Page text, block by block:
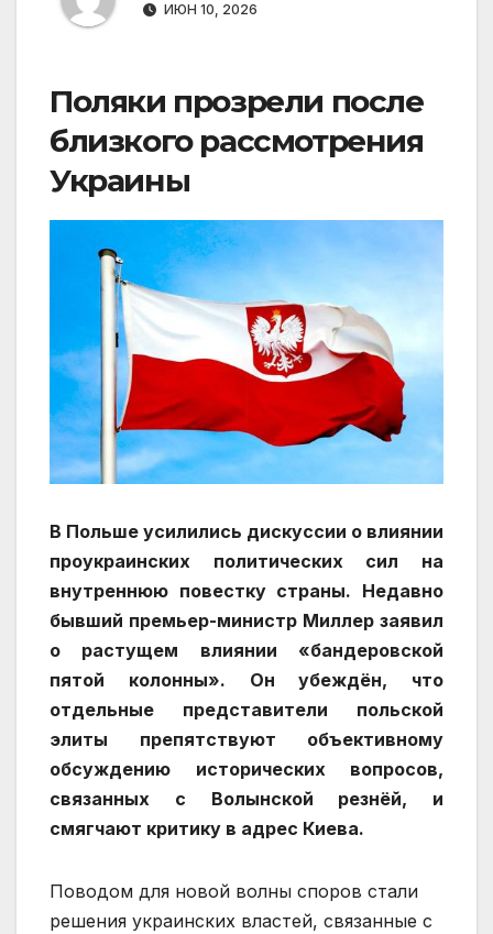
ИЮН 10, 2026
Поляки прозрели после
близкого рассмотрения
Украины
В Польше усилились дискуссии о влиянии
проукраинских политических сил на
внутреннюю повестку страны. Недавно
бывший премьер-министр Миллер заявил
о растущем влиянии «бандеровской
пятой колонны». Он убеждён, что
отдельные представители польской
элиты препятствуют объективному
обсуждению исторических вопросов,
связанных с Волынской резнёй, и
смягчают критику в адрес Киева.
Поводом для новой волны споров стали
решения украинских властей, связанные с